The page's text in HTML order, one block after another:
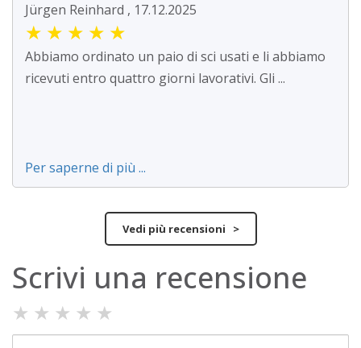
Jürgen Reinhard , 17.12.2025
★ ★ ★ ★ ★
Abbiamo ordinato un paio di sci usati e li abbiamo
ricevuti entro quattro giorni lavorativi. Gli ...
Per saperne di più ...
Vedi più recensioni >
Scrivi una recensione
★ ★ ★ ★ ★